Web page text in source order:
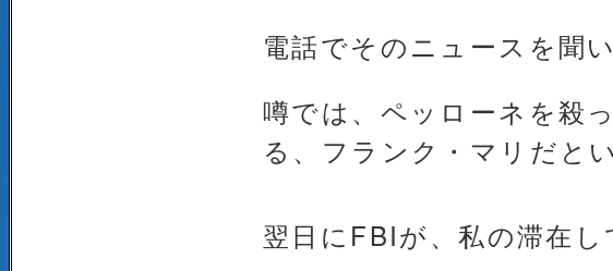
電話でそのニュースを聞
噂では、ペッローネを殺
る、フランク・マリだと
翌日にFBIが、私の滞在し